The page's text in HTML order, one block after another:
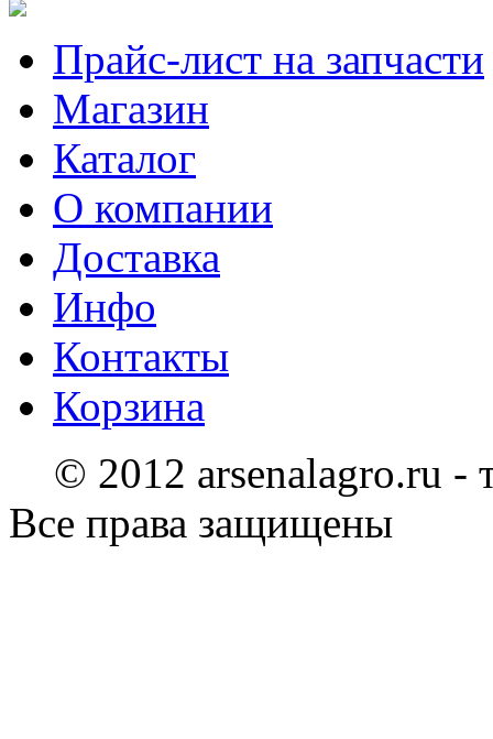
Прайс-лист на запчасти
Магазин
Каталог
О компании
Доставка
Инфо
Контакты
Корзина
© 2012 arsenalagro.ru -
Все права защищены